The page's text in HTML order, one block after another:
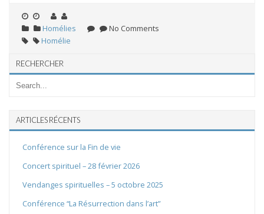
Homélies
No Comments
Homélie
RECHERCHER
ARTICLES RÉCENTS
Conférence sur la Fin de vie
Concert spirituel – 28 février 2026
Vendanges spirituelles – 5 octobre 2025
Conférence “La Résurrection dans l’art”